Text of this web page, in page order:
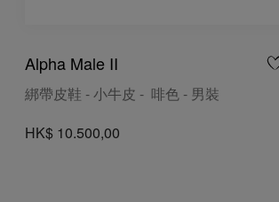
Alpha Male II
綁帶皮鞋 - 小牛皮 - 啡色 - 男裝
HK$ 10.500,00